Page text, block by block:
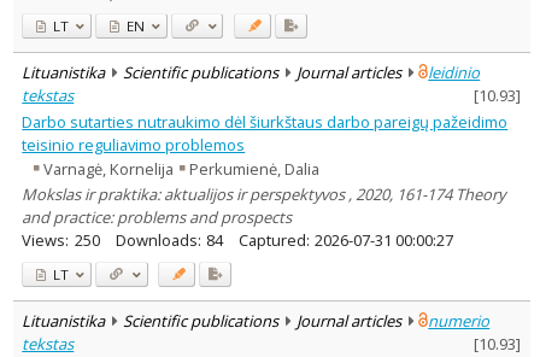
LT EN
Lituanistika Scientific publications Journal articles
leidinio
tekstas
[10.93]
Darbo sutarties nutraukimo dėl šiurkštaus darbo pareigų pažeidimo
teisinio reguliavimo problemos
Varnagė, Kornelija
Perkumienė, Dalia
Mokslas ir praktika: aktualijos ir perspektyvos , 2020, 161-174 Theory
and practice: problems and prospects
Views: 250 Downloads: 84 Captured: 2026-07-31 00:00:27
LT
Lituanistika Scientific publications Journal articles
numerio
tekstas
[10.93]